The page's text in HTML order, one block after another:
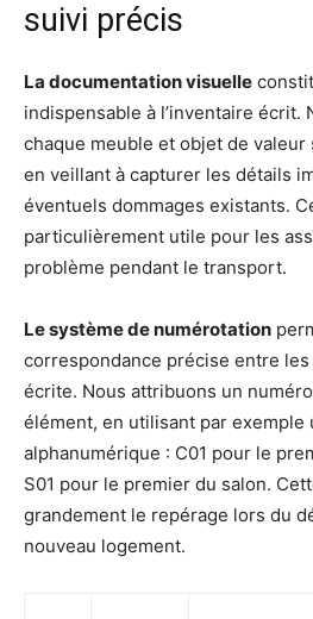
suivi précis
La documentation visuelle
indispensable à l’inventaire écrit.
chaque meuble et objet de
en veillant à capturer les détails
éventuels dommages existants.
particulièrement utile pour les
problème pendant le transport.
Le système de numérotation
correspondance précise entre
écrite. Nous attribuons un
élément, en utilisant par exemple
alphanumérique : C01 pour le
S01 pour le premier du salon.
grandement le repérage lors du
nouveau logement.